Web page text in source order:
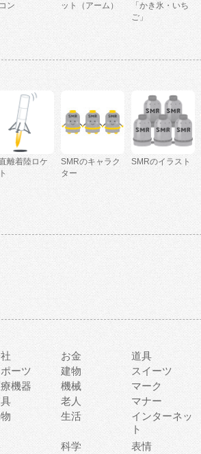
ン
ット（アーム）
「かき氷・いち
ご」
離着陸ロケ
SMRのキャラク
ター
SMRのイラスト
お金 道具
ーツ 建物 スイーツ
機器 機械 マーク
老人 マナー
生活
インターネッ
ト
科学 表情